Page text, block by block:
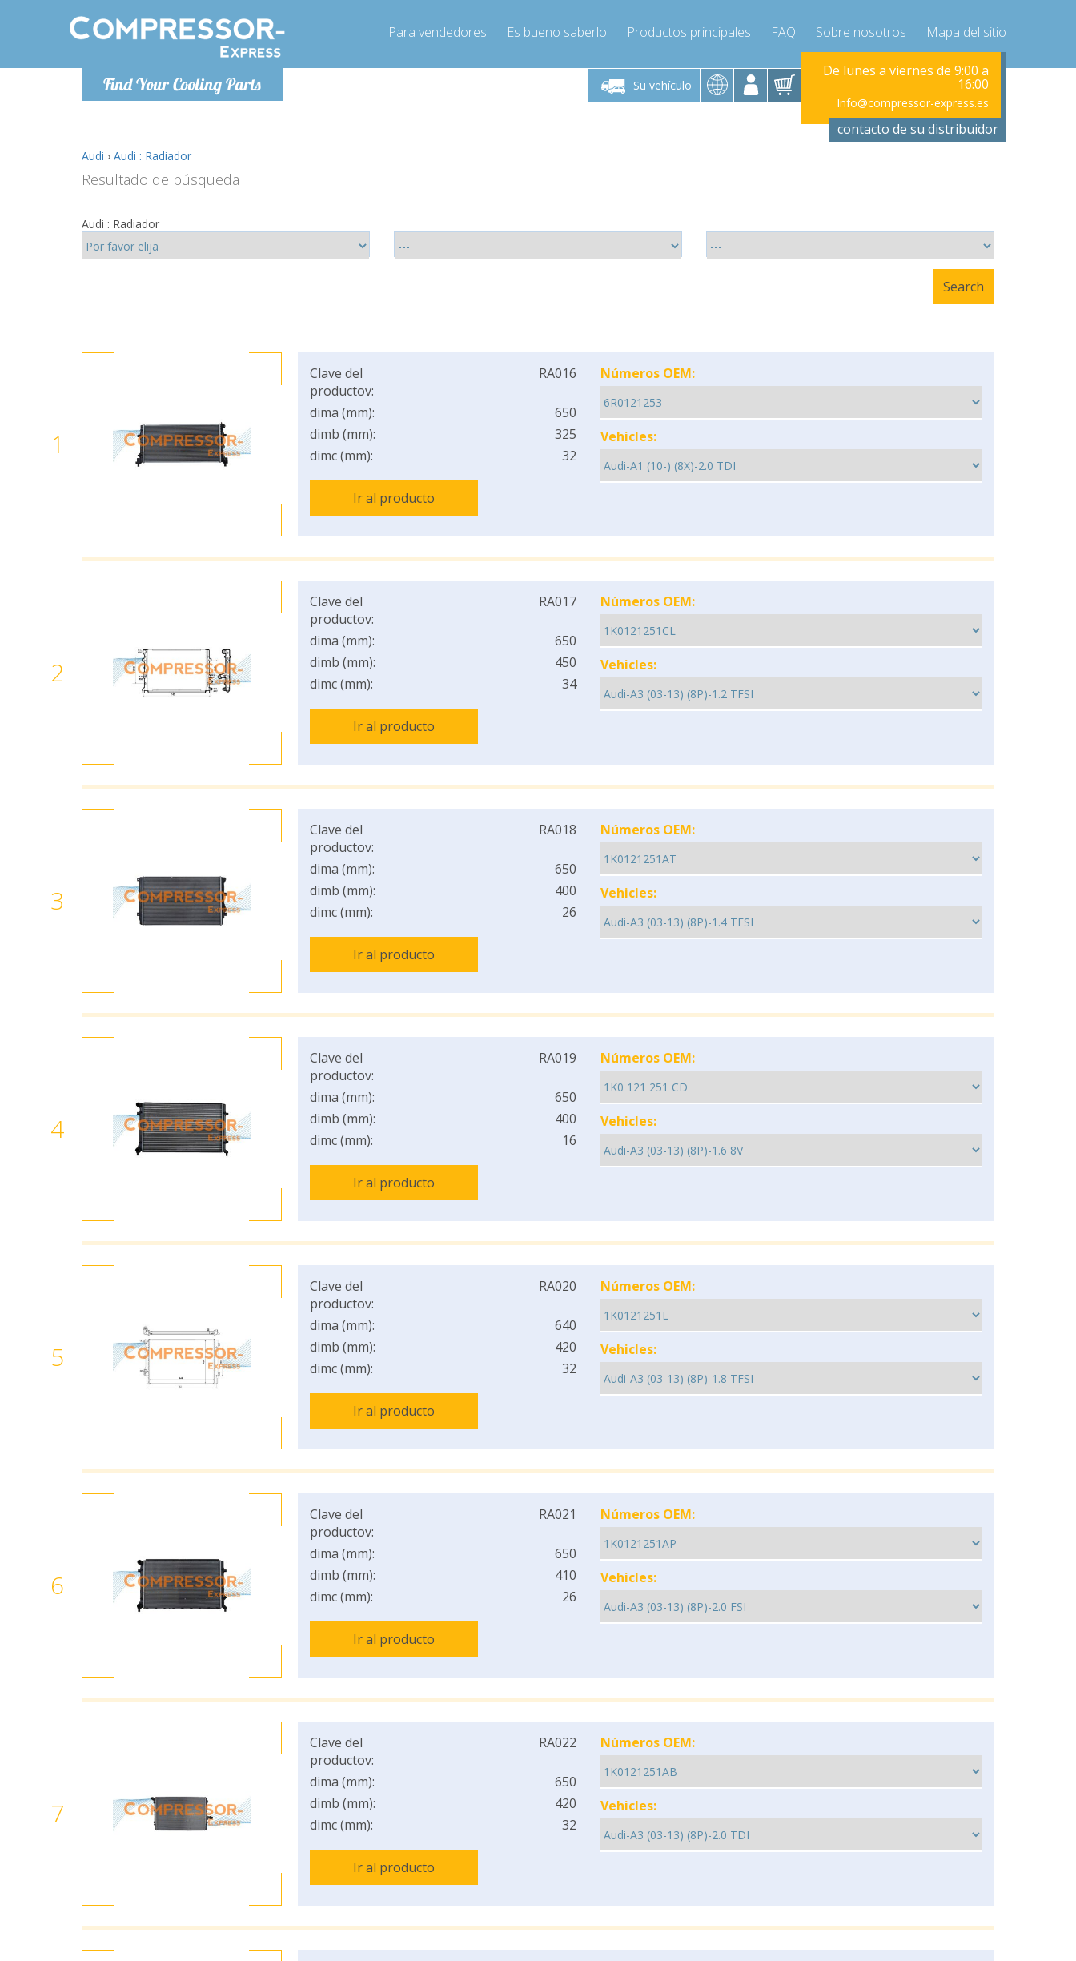
Find Your Cooling Parts
Para vendedores Es bueno saberlo Productos principales FAQ Sobre nosotros Mapa del sitio
Su vehículo
De lunes a viernes de 9:00 a De lunes a viernes de 9:00 a
16:00
Info@compressor-express.es
De lunes a viernes de 9:00 a
16:00
Info@compressor-express.es
De lunes a viernes de 9:00 a
16:00
Info@compressor-express.es
De lunes a
contacto de su distribuidor
Audi › Audi : Radiador
Resultado de búsqueda
Audi : Radiador
1
Clave del
productov:
RA016
dima (mm):
650
dimb (mm):
325
dimc (mm):
32
Ir al producto
Números OEM:
Vehicles:
2
Clave del
productov:
RA017
dima (mm):
650
dimb (mm):
450
dimc (mm):
34
Ir al producto
Números OEM:
Vehicles:
3
Clave del
productov:
RA018
dima (mm):
650
dimb (mm):
400
dimc (mm):
26
Ir al producto
Números OEM:
Vehicles:
4
Clave del
productov:
RA019
dima (mm):
650
dimb (mm):
400
dimc (mm):
16
Ir al producto
Números OEM:
Vehicles:
5
Clave del
productov:
RA020
dima (mm):
640
dimb (mm):
420
dimc (mm):
32
Ir al producto
Números OEM:
Vehicles:
6
Clave del
productov:
RA021
dima (mm):
650
dimb (mm):
410
dimc (mm):
26
Ir al producto
Números OEM:
Vehicles:
7
Clave del
productov:
RA022
dima (mm):
650
dimb (mm):
420
dimc (mm):
32
Ir al producto
Números OEM:
Vehicles: